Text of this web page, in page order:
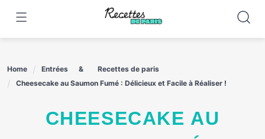
content
Home Entrées
Recettes de paris
Cheesecake au Saumon Fumé : Délicieux et Facile à Réaliser !
CHEESECAKE AU